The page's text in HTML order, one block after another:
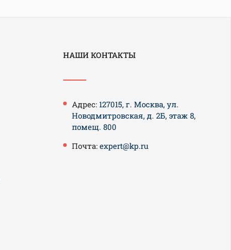
НАШИ КОНТАКТЫ
Адрес: 127015, г. Москва, ул.
Новодмитровская, д. 2Б, этаж 8,
помещ. 800
Почта: expert@kp.ru